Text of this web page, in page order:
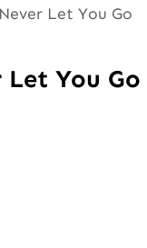
Let You Go
You Go